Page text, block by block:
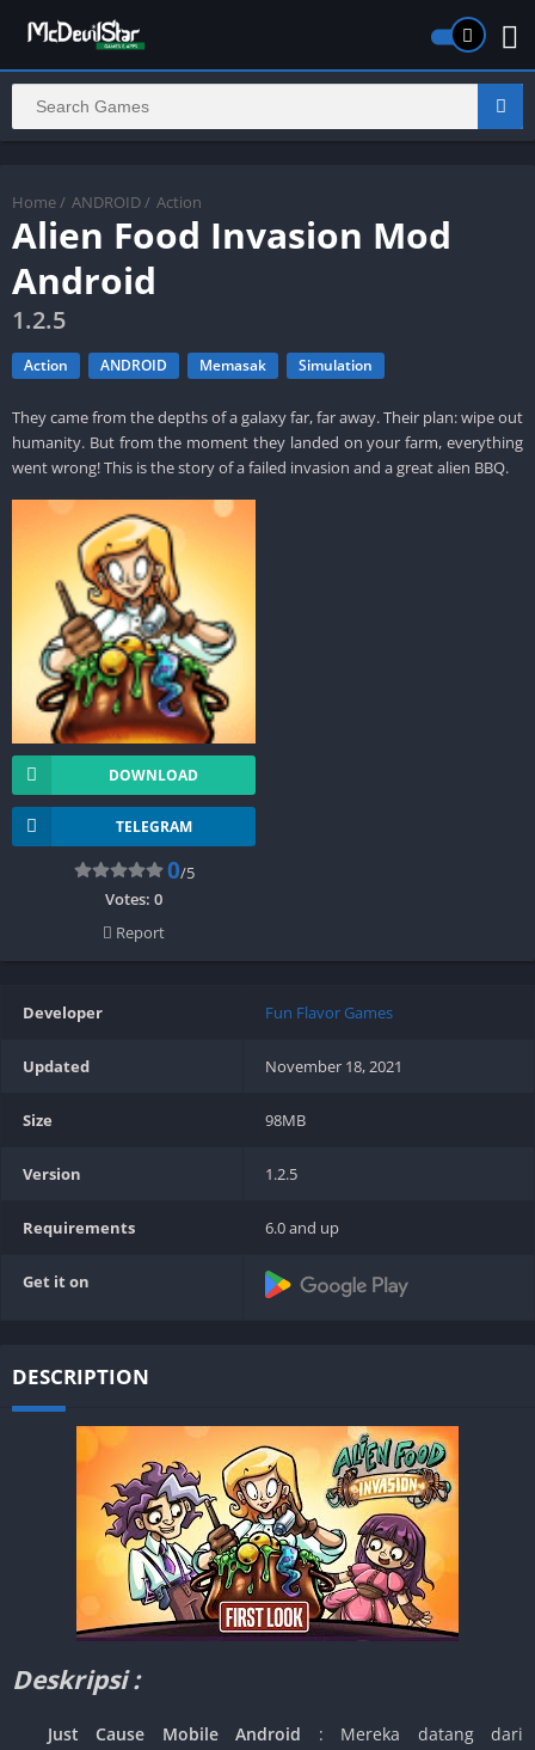
Home / ANDROID / Action
Alien Food Invasion Mod
Android
1.2.5
Action ANDROID Memasak Simulation
They came from the depths of a galaxy far, far away. Their plan: wipe out
humanity. But from the moment they landed on your farm, everything
went wrong! This is the story of a failed invasion and a great alien BBQ.
DOWNLOAD
TELEGRAM
0/5
Votes: 0
Report
Developer Fun Flavor Games
Updated November 18, 2021
Size 98MB
Version 1.2.5
Requirements 6.0 and up
Get it on
DESCRIPTION
Deskripsi :
Just Cause Mobile Android : Mereka datang dari